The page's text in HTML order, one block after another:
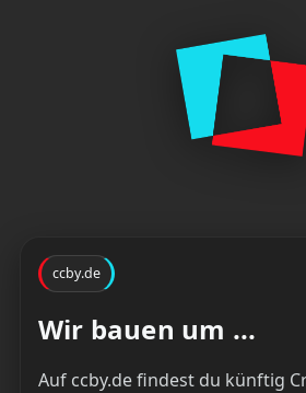
ccby.de
Wir bauen um ...
Auf ccby.de findest du künftig